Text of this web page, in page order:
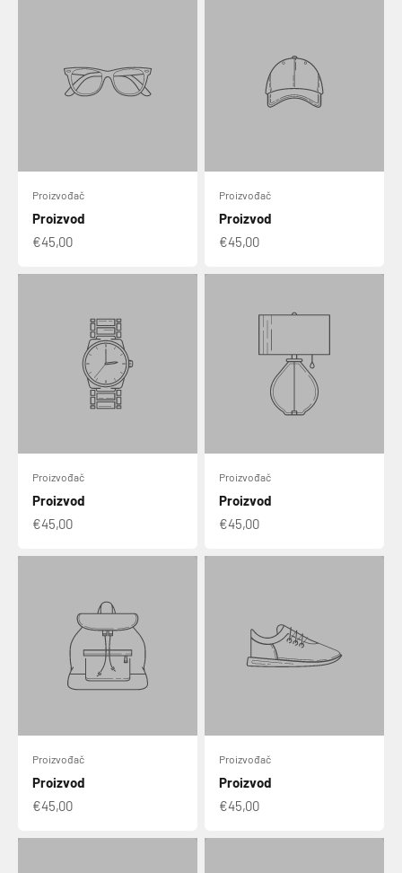
Proizvođač
Proizvod
€45,00
Proizvođač
Proizvod
€45,00
Proizvođač
Proizvod
€45,00
Proizvođač
Proizvod
€45,00
Proizvođač
Proizvod
€45,00
Proizvođač
Proizvod
€45,00